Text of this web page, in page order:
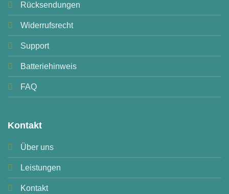
Rücksendungen
Widerrufsrecht
Support
Batteriehinweis
FAQ
Kontakt
Über uns
Leistungen
Kontakt